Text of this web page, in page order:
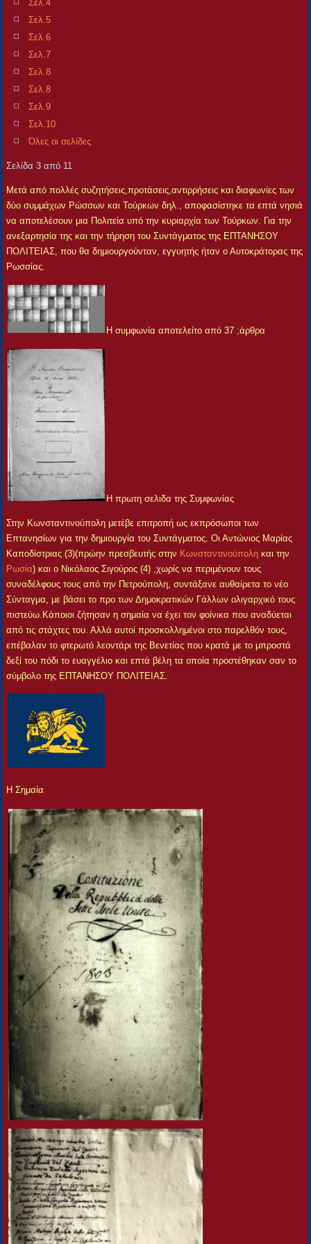
Σελ.4
Σελ.5
Σελ.6
Σελ.7
Σελ.8
Σελ.8
Σελ.9
Σελ.10
Όλες οι σελίδες
Σελίδα 3 από 11
Μετά από πολλές συζητήσεις,προτάσεις,αντιρρήσεις και διαφωνίες των
δύο συμμάχων Ρώσσων και Τούρκων δηλ., αποφασίστηκε τα επτά νησιά
να αποτελέσουν μια Πολιτεία υπό την κυριαρχία των Τούρκων. Για την
ανεξαρτησία της και την τήρηση του Συντάγματος της ΕΠΤΑΝΗΣΟΥ
ΠΟΛΙΤΕΙΑΣ, που θα δημιουργούνταν, εγγυητής ήταν ο Αυτοκράτορας της
Ρωσσίας.
Η συμφωνία αποτελείτο από 37 ;άρθρα
Η πρωτη σελιδα της Συμφωνίας
Στην Κωνσταντινούπολη μετέβε επιτροπή ως εκπρόσωποι των
Επτανησίων για την δημιουργία του Συντάγματος. Οι Αντώνιος Μαρίας
Καποδίστριας (3)(πρώην πρεσβευτής στην Κωνσταντινούπολη και την
Ρωσία) και ο Νικόλαος Σιγούρος (4) ,χωρίς να περιμένουν τους
συναδέλφους τους από την Πετρούπολη, συντάξανε αυθαίρετα το νέο
Σύνταγμα, με βάσει το προ των Δημοκρατικών Γάλλων ολιγαρχικό τους
πιστεύω.Κάποιοι ζήτησαν η σημαία να έχει τον φοίνικα που αναδύεται
από τις στάχτες του. Αλλά αυτοί προσκολλημένοι στο παρελθόν τους,
επέβαλαν το φτερωτό λεοντάρι της Βενετίας που κρατά με το μπροστά
δεξί του πόδι το ευαγγέλιο και επτά βέλη τα οποία προστέθηκαν σαν το
σύμβολο της ΕΠΤΑΝΗΣΟΥ ΠΟΛΙΤΕΙΑΣ.
Η Σημαία